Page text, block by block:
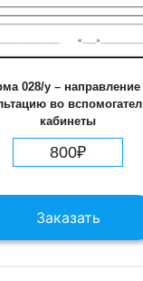
028/у – направление
во
кабинеты
800₽
Заказать